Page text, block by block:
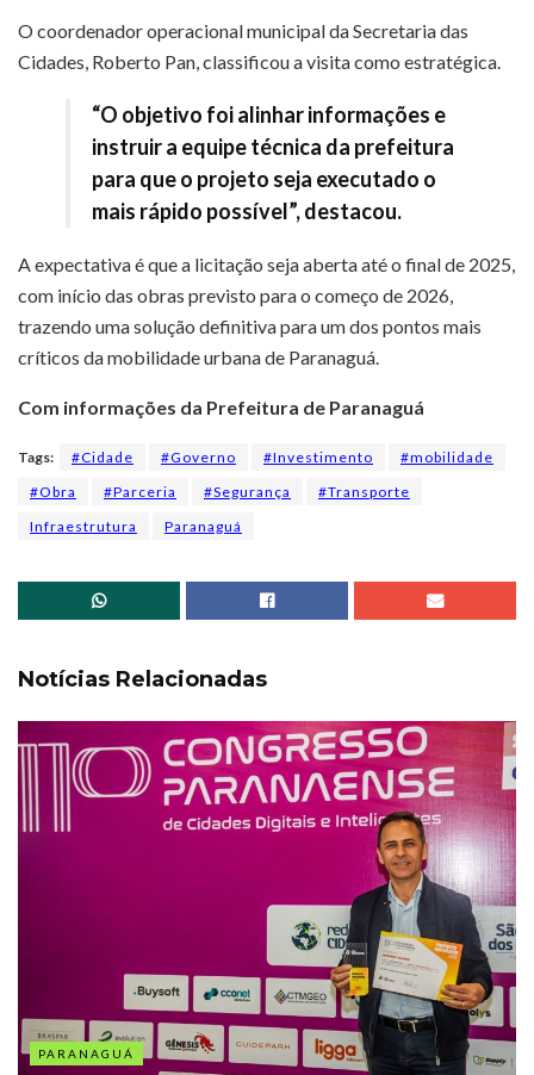
O coordenador operacional municipal da Secretaria das
Cidades, Roberto Pan, classificou a visita como estratégica.
“O objetivo foi alinhar informações e
instruir a equipe técnica da prefeitura
para que o projeto seja executado o
mais rápido possível”, destacou.
A expectativa é que a licitação seja aberta até o final de 2025,
com início das obras previsto para o começo de 2026,
trazendo uma solução definitiva para um dos pontos mais
críticos da mobilidade urbana de Paranaguá.
Com informações da Prefeitura de Paranaguá
Tags: #Cidade #Governo #Investimento
#mobilidade
#Obra
#Parceria #Segurança
#Transporte
Infraestrutura
Paranaguá
Notícias Relacionadas
PARANAGUÁ